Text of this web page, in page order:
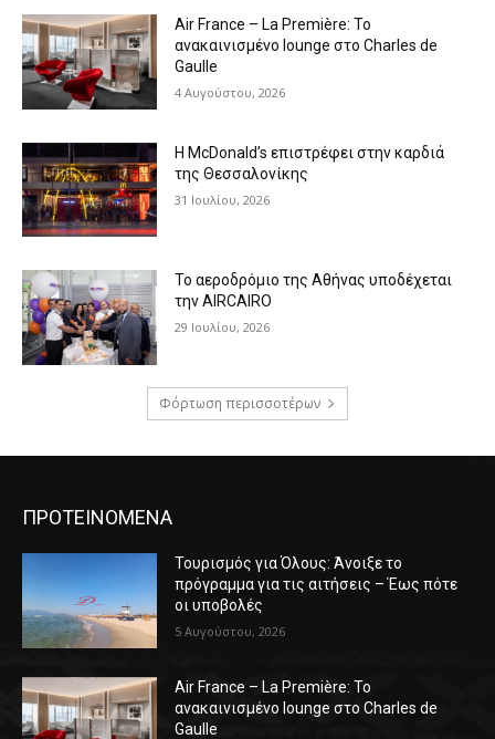
Air France – La Première: Το
ανακαινισμένο lounge στο Charles de
Gaulle
4 Αυγούστου, 2026
Η McDonald’s επιστρέφει στην καρδιά
της Θεσσαλονίκης
31 Ιουλίου, 2026
Το αεροδρόμιο της Αθήνας υποδέχεται
την AIRCAIRO
29 Ιουλίου, 2026
Φόρτωση περισσοτέρων
ΠΡΟΤΕΙΝΟΜΕΝΑ
Τουρισμός για Όλους: Άνοιξε το
πρόγραμμα για τις αιτήσεις – Έως πότε
οι υποβολές
5 Αυγούστου, 2026
Air France – La Première: Το
ανακαινισμένο lounge στο Charles de
Gaulle